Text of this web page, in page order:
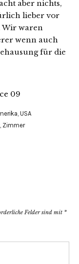
aber nichts,
lieber vor
Wir waren
wenn auch
für die
, USA
, Zimmer
Felder sind mit *